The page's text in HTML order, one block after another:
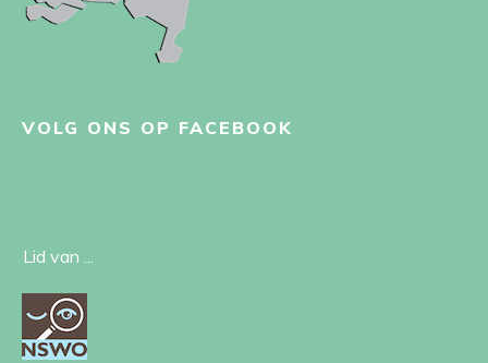
VOLG ONS OP FACEBOOK
Lid van ...